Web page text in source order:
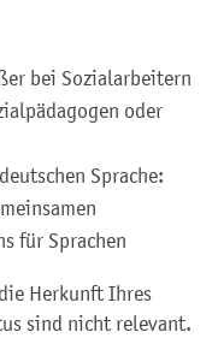
bei Sozialarbeitern
oder
Sprache:
für Sprachen
Herkunft Ihres
sind nicht relevant.